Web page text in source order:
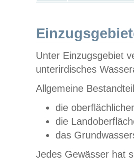
Unter Einzugsgebiet
unterirdisches
Allgemeine
die
die
das
Jedes Gewässer hat